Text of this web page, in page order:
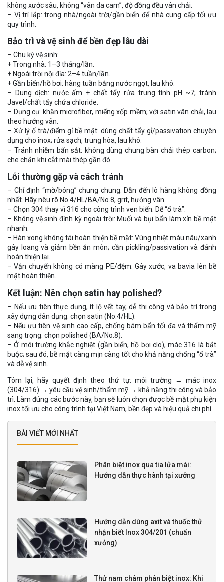
không xước sâu, không “vân da cam”, độ đồng đều vân chải.
– Vị trí lắp: trong nhà/ngoài trời/gần biển để nhà cung cấp tối ưu
quy trình.
Bảo trì và vệ sinh để bền đẹp lâu dài
– Chu kỳ vệ sinh:
+ Trong nhà: 1–3 tháng/lần.
+ Ngoài trời nội địa: 2–4 tuần/lần.
+ Gần biển/hồ bơi: hàng tuần bằng nước ngọt, lau khô.
– Dung dịch: nước ấm + chất tẩy rửa trung tính pH ~7; tránh
Javel/chất tẩy chứa chloride.
– Dụng cụ: khăn microfiber, miếng xốp mềm; với satin vân chải, lau
theo hướng vân.
– Xử lý ố trà/điểm gỉ bề mặt: dùng chất tẩy gỉ/passivation chuyên
dụng cho inox; rửa sạch, trung hòa, lau khô.
– Tránh nhiễm bẩn sắt: không dùng chung bàn chải thép carbon;
che chắn khi cắt mài thép gần đó.
Lỗi thường gặp và cách tránh
– Chỉ định “mờ/bóng” chung chung: Dẫn đến lô hàng không đồng
nhất. Hãy nêu rõ No.4/HL/BA/No.8, grit, hướng vân.
– Chọn 304 thay vì 316 cho công trình ven biển: Dễ “ố trà”.
– Không vệ sinh định kỳ ngoài trời: Muối và bụi bẩn làm xỉn bề mặt
nhanh.
– Hàn xong không tái hoàn thiện bề mặt: Vùng nhiệt màu nâu/xanh
gây loang và giảm bền ăn mòn; cần pickling/passivation và đánh
hoàn thiện lại.
– Vận chuyển không có màng PE/đệm: Gây xước, va bavia lên bề
mặt hoàn thiện.
Kết luận: Nên chọn satin hay polished?
– Nếu ưu tiên thực dụng, ít lộ vết tay, dễ thi công và bảo trì trong
xây dựng dân dụng: chọn satin (No.4/HL).
– Nếu ưu tiên vệ sinh cao cấp, chống bám bẩn tối đa và thẩm mỹ
sang trọng: chọn polished (BA/No.8).
– Ở môi trường khắc nghiệt (gần biển, hồ bơi clo), mác 316 là bắt
buộc; sau đó, bề mặt càng mịn càng tốt cho khả năng chống “ố trà”
và dễ vệ sinh.
Tóm lại, hãy quyết định theo thứ tự: môi trường → mác inox
(304/316) → yêu cầu vệ sinh/thẩm mỹ → khả năng thi công và bảo
trì. Làm đúng các bước này, bạn sẽ luôn chọn được bề mặt phụ kiện
inox tối ưu cho công trình tại Việt Nam, bền đẹp và hiệu quả chi phí.
BÀI VIẾT MỚI NHẤT
Phân biệt inox qua tia lửa mài:
Hướng dẫn thực hành tại xưởng
Hướng dẫn dùng axit và thuốc thử
nhận biết Inox 304/201 (chuẩn
xưởng)
Thử nam châm phân biệt inox: Khi